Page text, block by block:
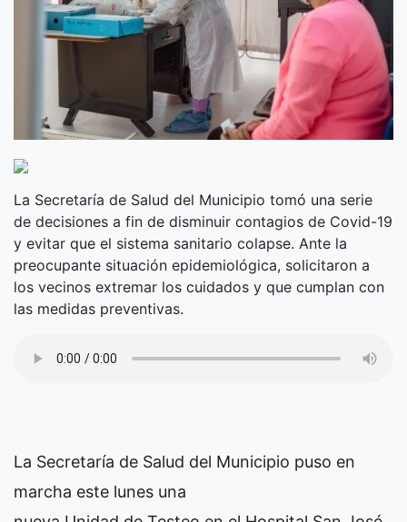
La Secretaría de Salud del Municipio tomó una serie
de decisiones a fin de disminuir contagios de Covid-19
y evitar que el sistema sanitario colapse. Ante la
preocupante situación epidemiológica, solicitaron a
los vecinos extremar los cuidados y que cumplan con
las medidas preventivas.
La Secretaría de Salud del Municipio puso en
marcha este lunes una